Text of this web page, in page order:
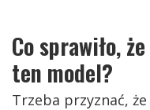
Co sprawiło,
ten model?
Trzeba przyznać,